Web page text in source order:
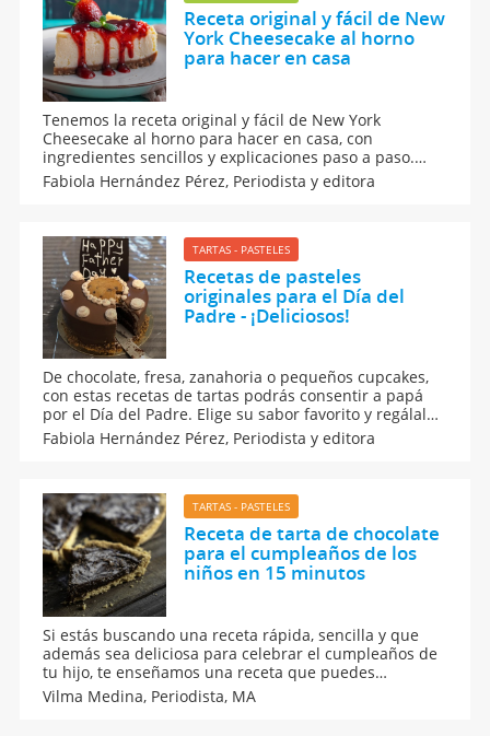
Receta original y fácil de New
York Cheesecake al horno
para hacer en casa
Tenemos la receta original y fácil de New York
Cheesecake al horno para hacer en casa, con
ingredientes sencillos y explicaciones paso a paso.
Aprende a preparar la base de galleta, la crema suave
y la cobertura perfecta, para esa celebración especial
Fabiola Hernández Pérez, Periodista y editora
TARTAS - PASTELES
Recetas de pasteles
originales para el Día del
Padre - ¡Deliciosos!
De chocolate, fresa, zanahoria o pequeños cupcakes,
con estas recetas de tartas podrás consentir a papá
por el Día del Padre. Elige su sabor favorito y regálale
la sorpresa de prepararle una rica tarta casera,
estamos seguras que querrás preparar todas ¡porque
Fabiola Hernández Pérez, Periodista y editora
TARTAS - PASTELES
Receta de tarta de chocolate
para el cumpleaños de los
niños en 15 minutos
Si estás buscando una receta rápida, sencilla y que
además sea deliciosa para celebrar el cumpleaños de
tu hijo, te enseñamos una receta que puedes
elaborarla en tan solo 15 minutos: Una tarta de
chocolate especial para un día importante en que tu
Vilma Medina, Periodista, MA